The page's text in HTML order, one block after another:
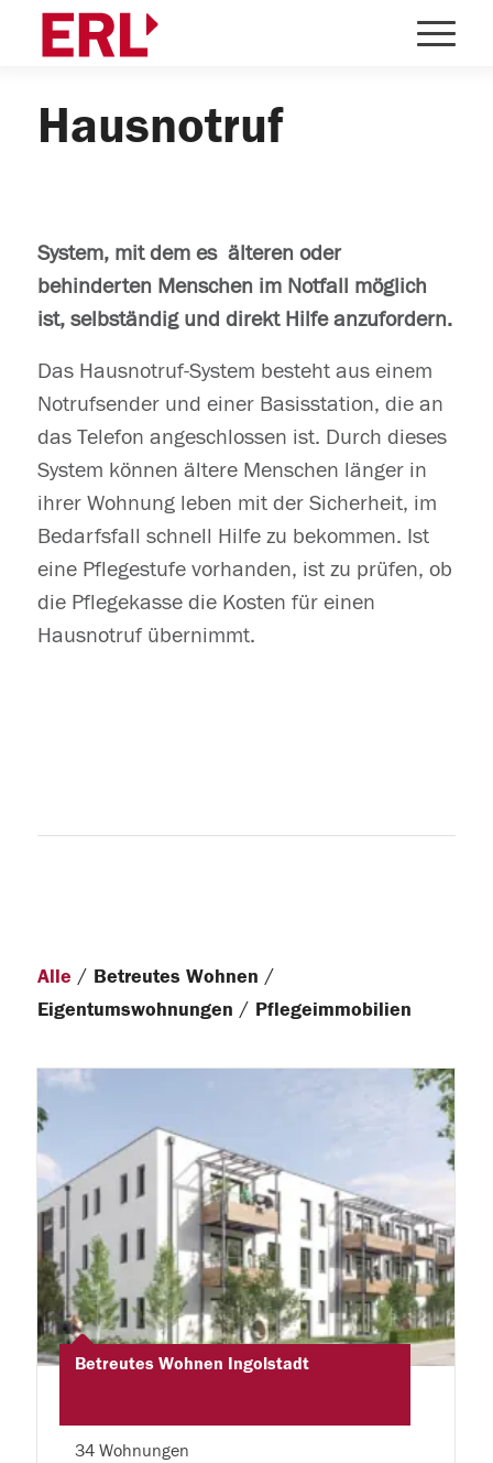
Hausnotruf
System, mit dem es älteren oder
behinderten Menschen im Notfall möglich
ist, selbständig und direkt Hilfe anzufordern.
Das Hausnotruf-System besteht aus einem
Notrufsender und einer Basisstation, die an
das Telefon angeschlossen ist. Durch dieses
System können ältere Menschen länger in
ihrer Wohnung leben mit der Sicherheit, im
Bedarfsfall schnell Hilfe zu bekommen. Ist
eine Pflegestufe vorhanden, ist zu prüfen, ob
die Pflegekasse die Kosten für einen
Hausnotruf übernimmt.
Alle / Betreutes Wohnen /
Eigentumswohnungen / Pflegeimmobilien
Betreutes Wohnen Ingolstadt
34 Wohnungen